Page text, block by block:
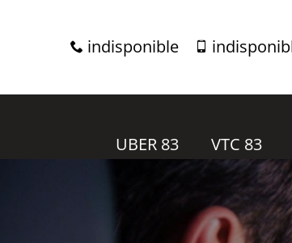
indisponible
UBER 83 VTC 83